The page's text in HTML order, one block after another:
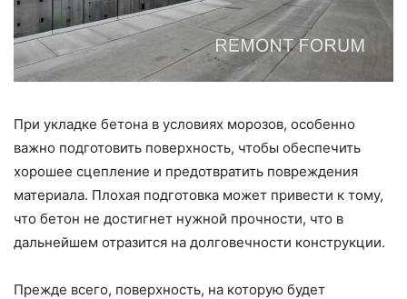
При укладке бетона в условиях морозов, особенно
важно подготовить поверхность, чтобы обеспечить
хорошее сцепление и предотвратить повреждения
материала. Плохая подготовка может привести к тому,
что бетон не достигнет нужной прочности, что в
дальнейшем отразится на долговечности конструкции.
Прежде всего, поверхность, на которую будет